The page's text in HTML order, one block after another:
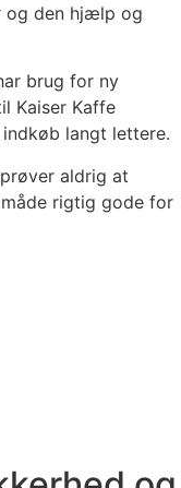
og den hjælp og
brug for ny
Kaiser Kaffe
langt lettere.
aldrig at
rigtig gode for